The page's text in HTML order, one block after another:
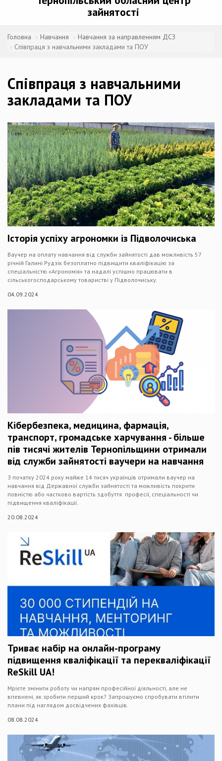
зайнятості
Головна Навчання
Навчання за направленням ДСЗ
Співпраця з навчальними закладами та ПОУ
Співпраця з навчальними
закладами та ПОУ
Історія успіху агрономки із Підволочиська
Ваучер на оплату навчання від служби зайнятості дав можливість 57
річній Галині Рудзік безоплатно підвищити кваліфікацію за
спеціальністю «Агрономія» та надалі успішно працювати в
сільськогосподарському товаристві у Підволочиську.
04.09.2024
Кібербезпека, медицина, фармація,
транспорт, громадське харчування - більше
пів тисячі жителів Тернопільщини отримали
від служби зайнятості ваучери на навчання
З початку 2024 року майже 14 тисяч українців отримали ваучер на
навчання від Державної служби зайнятості та можливість покрити
повністю або частково вартість здобуття професії, спеціальності чи
підвищення кваліфікації.
20.08.2024
Триває набір на онлайн-програму
підвищення кваліфікації та перекваліфікації
ReSkill UA!
Мрієте змінити роботу чи напрям професійної діяльності, але не
впевнені, як зробити перший крок? Запрошуємо спробувати втілити
плани під наглядом досвідчених фахівців.
08.08.2024